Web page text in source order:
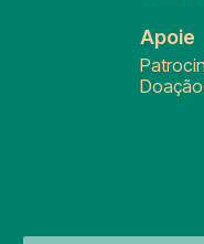
Apoie